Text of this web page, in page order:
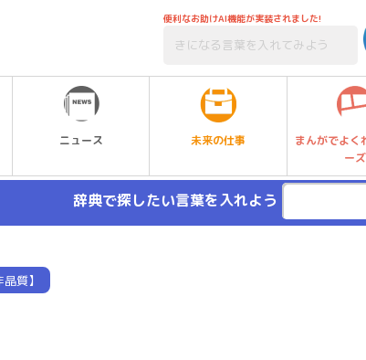
便利なお助けAI機能が実装されました!
ニュース 未来の仕事
まんがでよく
ーズ
辞典で探したい言葉を入れよう
質】